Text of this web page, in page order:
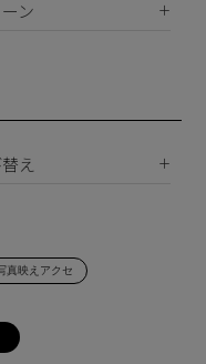
ジカルステンレス
ン
コニア
え
が安い順
が高い順
ュー順
真映えアクセ